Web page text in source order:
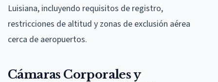
Luisiana, incluyendo requisitos de registro,
restricciones de altitud y zonas de exclusión aérea
cerca de aeropuertos.
Cámaras Corporales y